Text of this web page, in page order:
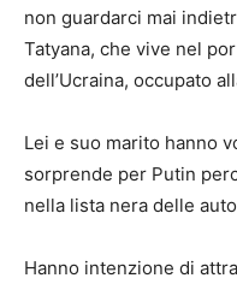
non guardarci mai
Tatyana, che vive nel
dell’Ucraina, occupato
Lei e suo marito hanno
sorprende per Putin
nella lista nera delle
Hanno intenzione di